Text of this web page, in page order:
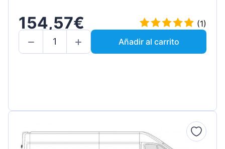
154,57€
(1)
Añadir al carrito